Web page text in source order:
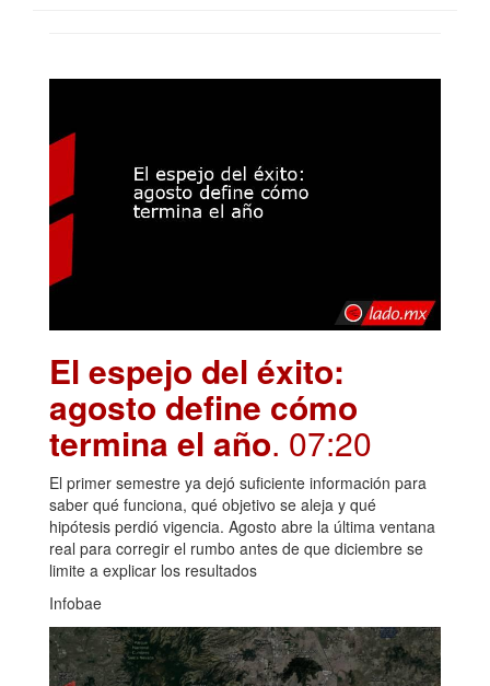
El espejo del éxito:
agosto define cómo
termina el año. 07:20
El primer semestre ya dejó suficiente información para
saber qué funciona, qué objetivo se aleja y qué
hipótesis perdió vigencia. Agosto abre la última ventana
real para corregir el rumbo antes de que diciembre se
limite a explicar los resultados
Infobae